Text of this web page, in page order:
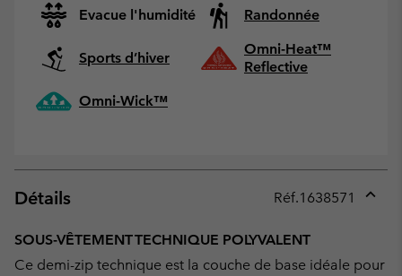
Evacue l'humidité Randonnée
Sports d’hiver
Omni-Heat™
Reflective
Omni-Wick™
Détails Réf.1638571
SOUS-VÊTEMENT TECHNIQUE POLYVALENT
Ce demi-zip technique est la couche de base idéale pour